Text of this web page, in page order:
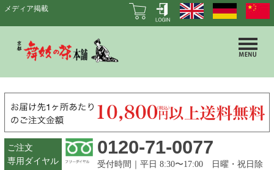
メディア掲載
ご注文
専用ダイヤル
0120-71-0077
受付時間｜平日 8:30〜17:00 日曜・祝日除